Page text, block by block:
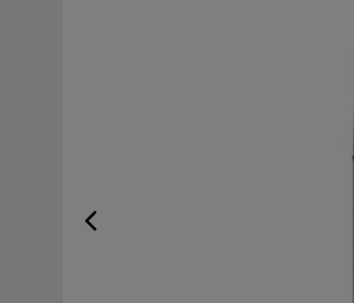
Previous